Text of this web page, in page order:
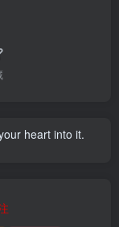
heart into it.